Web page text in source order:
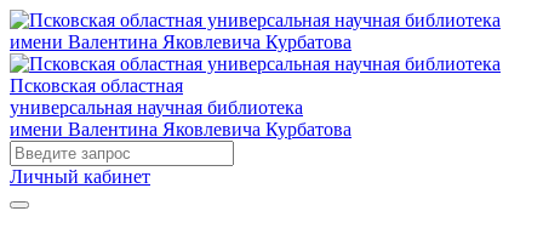
Псковская областная
универсальная научная библиотека
имени Валентина Яковлевича Курбатова
Личный кабинет